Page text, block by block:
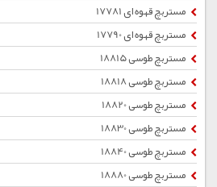
مستربچ قهوه ای 17781
مستربچ قهوه ای 17790
مستربچ طوسی 18815
مستربچ طوسی 18818
مستربچ طوسی 18820
مستربچ طوسی 18830
مستربچ طوسی 18840
مستربچ طوسی 18880